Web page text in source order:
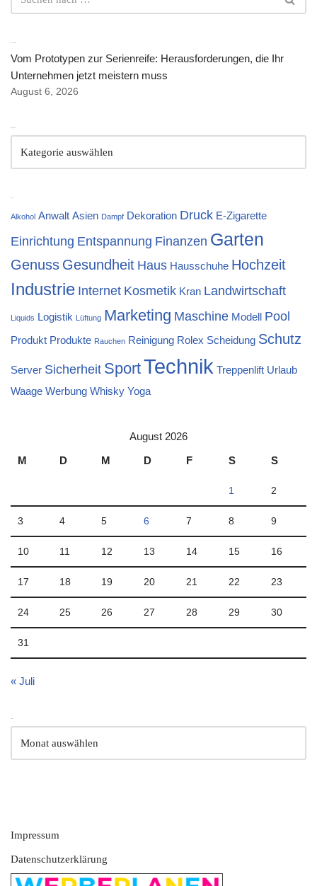
Vom Prototypen zur Serienreife: Herausforderungen, die Ihr
Unternehmen jetzt meistern muss
August 6, 2026
Alkohol Anwalt Asien Dampf Dekoration Druck E-Zigarette
Einrichtung Entspannung Finanzen Garten
Genuss Gesundheit Haus Hausschuhe Hochzeit
Industrie Internet Kosmetik Kran Landwirtschaft
Liquids Logistik Lüftung Marketing Maschine Modell Pool
Produkt Produkte Rauchen Reinigung Rolex Scheidung Schutz
Server Sicherheit SportTechnik Treppenlift Urlaub
Waage Werbung Whisky Yoga
August 2026
M
D M D F S S
1 2
3 4 5 6 7 8 9
10 11 12 13 14 15 16
17 18 19 20 21 22 23
24 25 26 27 28 29 30
31
« Juli
Impressum
Datenschutzerklärung